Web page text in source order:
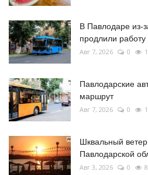
В Павлодаре из-
продлили работу
Авг 7, 2026 0
Павлодарские
маршрут
Авг 7, 2026 0
Шквальный
Павлодарской
Авг 3, 2026 0